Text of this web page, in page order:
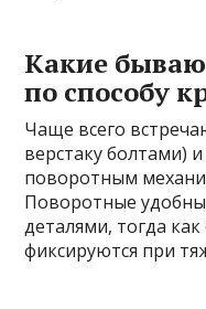
Какие
по способу
Чаще всего
верстаку болтами)
поворотным
Поворотные
деталями, тогда
фиксируются при